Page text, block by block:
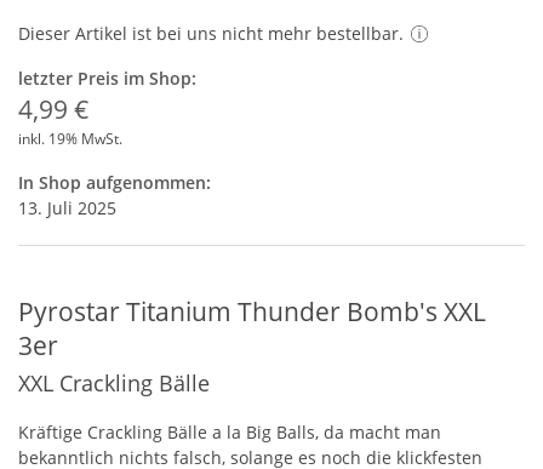
Dieser Artikel ist bei uns nicht mehr bestellbar.
letzter Preis im Shop:
4,99 €
inkl. 19% MwSt.
In Shop aufgenommen:
13. Juli 2025
Pyrostar Titanium Thunder Bomb's XXL
3er
XXL Crackling Bälle
Kräftige Crackling Bälle a la Big Balls, da macht man
bekanntlich nichts falsch, solange es noch die klickfesten